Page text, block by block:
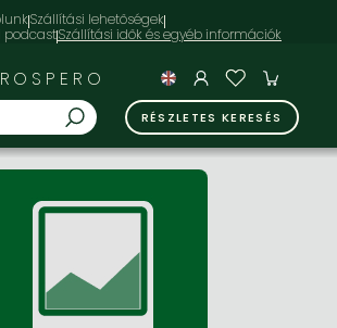
Szállítási lehetőségek
podcast
RÉSZLETES KERESÉS